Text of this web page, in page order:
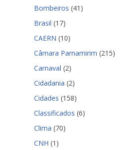
Bombeiros (41)
Brasil (17)
CAERN (10)
Câmara Parnamirim (215)
Carnaval (2)
Cidadania (2)
Cidades (158)
Classificados (6)
Clima (70)
CNH (1)